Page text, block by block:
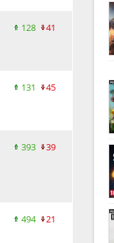
128 41
131 45
393 39
494 21